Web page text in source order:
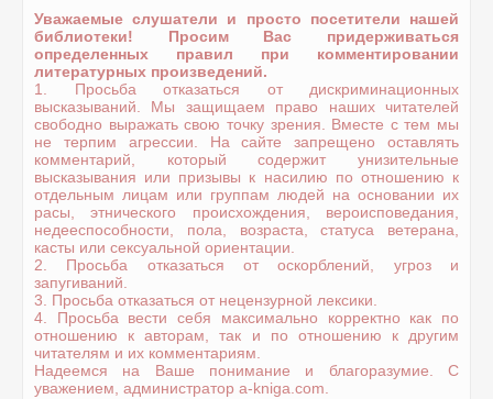
Уважаемые слушатели и просто посетители нашей
библиотеки! Просим Вас придерживаться
определенных правил при комментировании
литературных произведений.
1. Просьба отказаться от дискриминационных
высказываний. Мы защищаем право наших читателей
свободно выражать свою точку зрения. Вместе с тем мы
не терпим агрессии. На сайте запрещено оставлять
комментарий, который содержит унизительные
высказывания или призывы к насилию по отношению к
отдельным лицам или группам людей на основании их
расы, этнического происхождения, вероисповедания,
недееспособности, пола, возраста, статуса ветерана,
касты или сексуальной ориентации.
2. Просьба отказаться от оскорблений, угроз и
запугиваний.
3. Просьба отказаться от нецензурной лексики.
4. Просьба вести себя максимально корректно как по
отношению к авторам, так и по отношению к другим
читателям и их комментариям.
Надеемся на Ваше понимание и благоразумие. С
уважением, администратор a-kniga.com.